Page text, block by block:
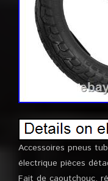
Accessoires pneus
électrique pièces
Fait de caoutchouc,